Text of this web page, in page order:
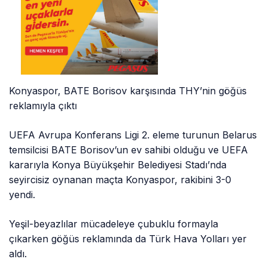
Konyaspor, BATE Borisov karşısında THY’nin göğüs
reklamıyla çıktı
UEFA Avrupa Konferans Ligi 2. eleme turunun Belarus
temsilcisi BATE Borisov’un ev sahibi olduğu ve UEFA
kararıyla Konya Büyükşehir Belediyesi Stadı’nda
seyircisiz oynanan maçta Konyaspor, rakibini 3-0
yendi.
Yeşil-beyazlılar mücadeleye çubuklu formayla
çıkarken göğüs reklamında da Türk Hava Yolları yer
aldı.